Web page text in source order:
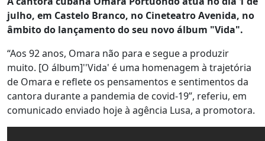
julho, em Castelo Branco, no Cineteatro Avenida, no
âmbito do lançamento do seu novo álbum "Vida".
“Aos 92 anos, Omara não para e segue a produzir
muito. [O álbum]''Vida' é uma homenagem à trajetória
de Omara e reflete os pensamentos e sentimentos da
cantora durante a pandemia de covid-19”, referiu, em
comunicado enviado hoje à agência Lusa, a promotora.